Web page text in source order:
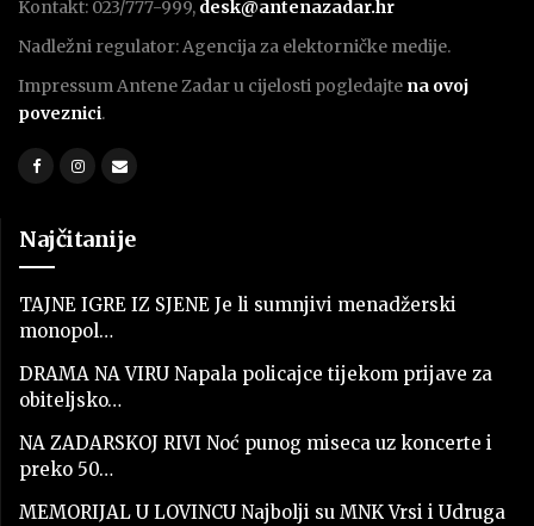
Kontakt: 023/777-999, desk@antenazadar.hr
Nadležni regulator: Agencija za elektorničke medije.
Impressum Antene Zadar u cijelosti pogledajte na ovoj
poveznici.
Najčitanije
TAJNE IGRE IZ SJENE Je li sumnjivi menadžerski
monopol…
DRAMA NA VIRU Napala policajce tijekom prijave za
obiteljsko…
NA ZADARSKOJ RIVI Noć punog miseca uz koncerte i
preko 50…
MEMORIJAL U LOVINCU Najbolji su MNK Vrsi i Udruga